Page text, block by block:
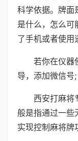
科学依据。牌面
是什么，怎么可
了手机或者使用
若你在仪器
导，添加微信号
西安打麻将
般是指通过一些
实现控制麻将牌